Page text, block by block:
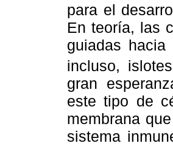
para el
En teoría, las
guiadas
incluso,
gran
este tipo de
membrana
sistema